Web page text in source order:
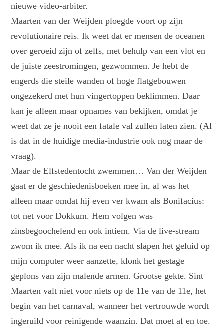
nieuwe video-arbiter.
Maarten van der Weijden ploegde voort op zijn
revolutionaire reis. Ik weet dat er mensen de oceanen
over geroeid zijn of zelfs, met behulp van een vlot en
de juiste zeestromingen, gezwommen. Je hebt de
engerds die steile wanden of hoge flatgebouwen
ongezekerd met hun vingertoppen beklimmen. Daar
kan je alleen maar opnames van bekijken, omdat je
weet dat ze je nooit een fatale val zullen laten zien. (Al
is dat in de huidige media-industrie ook nog maar de
vraag).
Maar de Elfstedentocht zwemmen… Van der Weijden
gaat er de geschiedenisboeken mee in, al was het
alleen maar omdat hij even ver kwam als Bonifacius:
tot net voor Dokkum. Hem volgen was
zinsbegoochelend en ook intiem. Via de live-stream
zwom ik mee. Als ik na een nacht slapen het geluid op
mijn computer weer aanzette, klonk het gestage
geplons van zijn malende armen. Grootse gekte. Sint
Maarten valt niet voor niets op de 11e van de 11e, het
begin van het carnaval, wanneer het vertrouwde wordt
ingeruild voor reinigende waanzin. Dat moet af en toe.